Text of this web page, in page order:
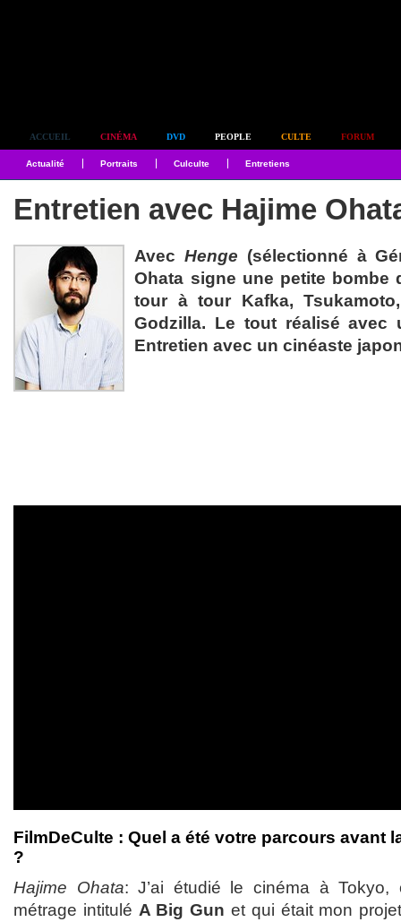
ACCUEIL CINÉMA DVD PEOPLE CULTE FORUM
Actualité Portraits Culculte Entretiens
Entretien avec Hajime
AvecHenge (sélectionné à
Ohata signe une petite bombe
tour à tour Kafka,
Godzilla. Le tout réalisé avec
Entretien avec un cinéaste
FilmDeCulte : Quel a été votre parcours avant
?
Hajime Ohata: J’ai étudié le cinéma à Tokyo,
métrage intitulé A Big Gun et qui était mon